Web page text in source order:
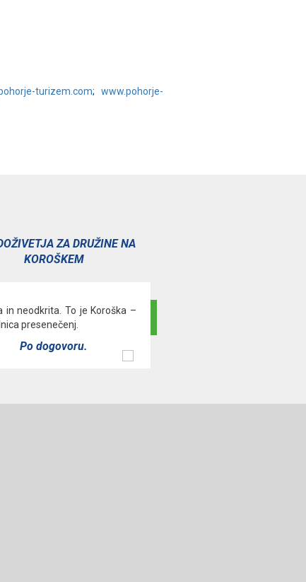
turizem.com;www.pohorje-
ZA DRUŽINE NA
KOROŠKEM
in neodkrita. To je Koroška –
presenečenj.
Po dogovoru.